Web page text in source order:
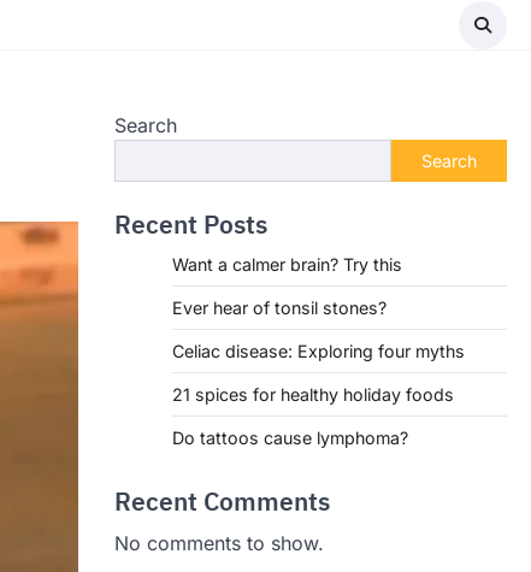
Search
Search
Recent Posts
Want a calmer brain? Try this
Ever hear of tonsil stones?
Celiac disease: Exploring four myths
21 spices for healthy holiday foods
Do tattoos cause lymphoma?
Recent Comments
No comments to show.